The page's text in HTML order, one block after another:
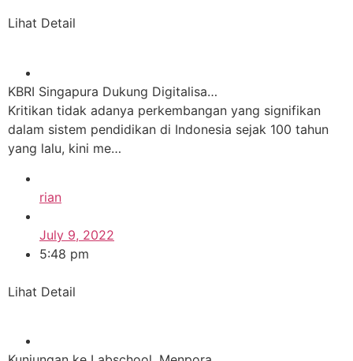
Lihat Detail
KBRI Singapura Dukung Digitalisa…
Kritikan tidak adanya perkembangan yang signifikan
dalam sistem pendidikan di Indonesia sejak 100 tahun
yang lalu, kini me…
rian
July 9, 2022
5:48 pm
Lihat Detail